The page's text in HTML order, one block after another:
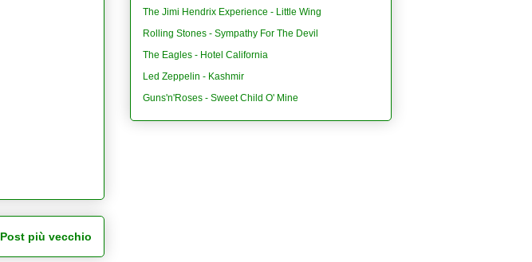
Post più vecchio
The Jimi Hendrix Experience - Little Wing
Rolling Stones - Sympathy For The Devil
The Eagles - Hotel California
Led Zeppelin - Kashmir
Guns'n'Roses - Sweet Child O' Mine